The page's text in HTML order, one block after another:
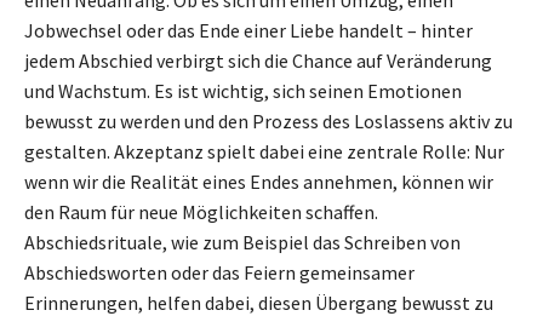
Jobwechsel oder das Ende einer Liebe handelt – hinter
jedem Abschied verbirgt sich die Chance auf Veränderung
und Wachstum. Es ist wichtig, sich seinen Emotionen
bewusst zu werden und den Prozess des Loslassens aktiv zu
gestalten. Akzeptanz spielt dabei eine zentrale Rolle: Nur
wenn wir die Realität eines Endes annehmen, können wir
den Raum für neue Möglichkeiten schaffen.
Abschiedsrituale, wie zum Beispiel das Schreiben von
Abschiedsworten oder das Feiern gemeinsamer
Erinnerungen, helfen dabei, diesen Übergang bewusst zu